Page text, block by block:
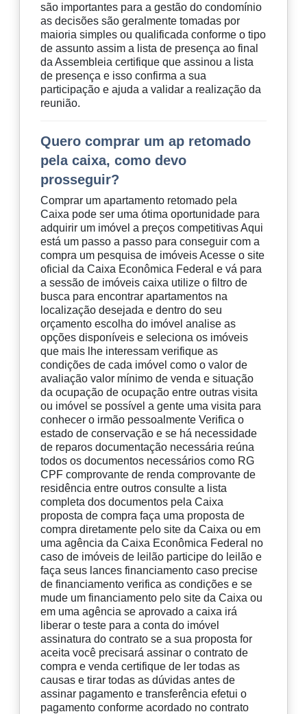
são importantes para a gestão do condomínio
as decisões são geralmente tomadas por
maioria simples ou qualificada conforme o tipo
de assunto assim a lista de presença ao final
da Assembleia certifique que assinou a lista
de presença e isso confirma a sua
participação e ajuda a validar a realização da
reunião.
Quero comprar um ap retomado
pela caixa, como devo
prosseguir?
Comprar um apartamento retomado pela
Caixa pode ser uma ótima oportunidade para
adquirir um imóvel a preços competitivas Aqui
está um passo a passo para conseguir com a
compra um pesquisa de imóveis Acesse o site
oficial da Caixa Econômica Federal e vá para
a sessão de imóveis caixa utilize o filtro de
busca para encontrar apartamentos na
localização desejada e dentro do seu
orçamento escolha do imóvel analise as
opções disponíveis e seleciona os imóveis
que mais lhe interessam verifique as
condições de cada imóvel como o valor de
avaliação valor mínimo de venda e situação
da ocupação de ocupação entre outras visita
ou imóvel se possível a gente uma visita para
conhecer o irmão pessoalmente Verifica o
estado de conservação e se há necessidade
de reparos documentação necessária reúna
todos os documentos necessários como RG
CPF comprovante de renda comprovante de
residência entre outros consulte a lista
completa dos documentos pela Caixa
proposta de compra faça uma proposta de
compra diretamente pelo site da Caixa ou em
uma agência da Caixa Econômica Federal no
caso de imóveis de leilão participe do leilão e
faça seus lances financiamento caso precise
de financiamento verifica as condições e se
mude um financiamento pelo site da Caixa ou
em uma agência se aprovado a caixa irá
liberar o teste para a conta do imóvel
assinatura do contrato se a sua proposta for
aceita você precisará assinar o contrato de
compra e venda certifique de ler todas as
causas e tirar todas as dúvidas antes de
assinar pagamento e transferência efetui o
pagamento conforme acordado no contrato